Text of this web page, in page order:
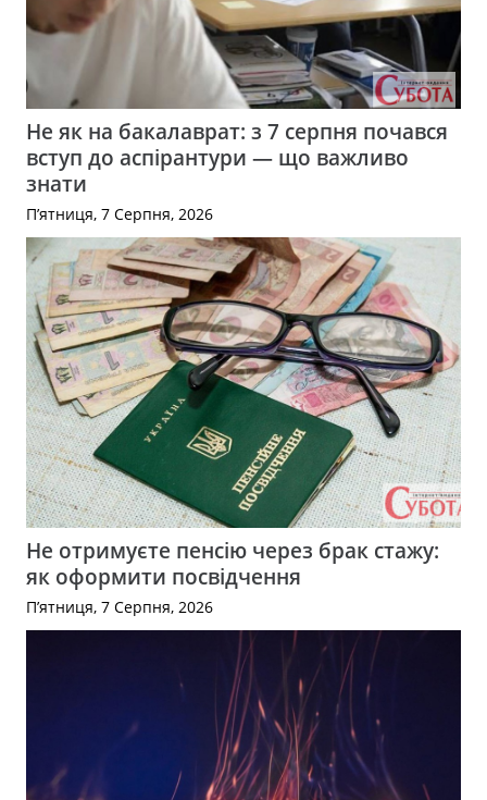
Не як на бакалаврат: з 7 серпня почався
вступ до аспірантури — що важливо
знати
П’ятниця, 7 Серпня, 2026
Не отримуєте пенсію через брак стажу:
як оформити посвідчення
П’ятниця, 7 Серпня, 2026